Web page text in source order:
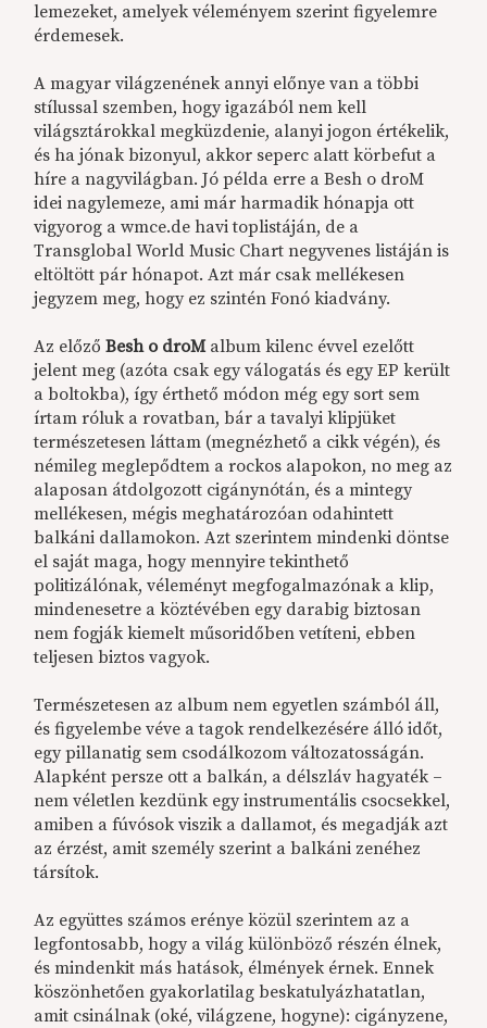
lemezeket, amelyek véleményem szerint figyelemre
érdemesek.
A magyar világzenének annyi előnye van a többi
stílussal szemben, hogy igazából nem kell
világsztárokkal megküzdenie, alanyi jogon értékelik,
és ha jónak bizonyul, akkor seperc alatt körbefut a
híre a nagyvilágban. Jó példa erre a Besh o droM
idei nagylemeze, ami már harmadik hónapja ott
vigyorog a wmce.de havi toplistáján, de a
Transglobal World Music Chart negyvenes listáján is
eltöltött pár hónapot. Azt már csak mellékesen
jegyzem meg, hogy ez szintén Fonó kiadvány.
Az előzőBesh o droMalbum kilenc évvel ezelőtt
jelent meg (azóta csak egy válogatás és egy EP került
a boltokba), így érthető módon még egy sort sem
írtam róluk a rovatban, bár a tavalyi klipjüket
természetesen láttam (megnézhető a cikk végén), és
némileg meglepődtem a rockos alapokon, no meg az
alaposan átdolgozott cigánynótán, és a mintegy
mellékesen, mégis meghatározóan odahintett
balkáni dallamokon. Azt szerintem mindenki döntse
el saját maga, hogy mennyire tekinthető
politizálónak, véleményt megfogalmazónak a klip,
mindenesetre a köztévében egy darabig biztosan
nem fogják kiemelt műsoridőben vetíteni, ebben
teljesen biztos vagyok.
Természetesen az album nem egyetlen számból áll,
és figyelembe véve a tagok rendelkezésére álló időt,
egy pillanatig sem csodálkozom változatosságán.
Alapként persze ott a balkán, a délszláv hagyaték –
nem véletlen kezdünk egy instrumentális csocsekkel,
amiben a fúvósok viszik a dallamot, és megadják azt
az érzést, amit személy szerint a balkáni zenéhez
társítok.
Az együttes számos erénye közül szerintem az a
legfontosabb, hogy a világ különböző részén élnek,
és mindenkit más hatások, élmények érnek. Ennek
köszönhetően gyakorlatilag beskatulyázhatatlan,
amit csinálnak (oké, világzene, hogyne): cigányzene,